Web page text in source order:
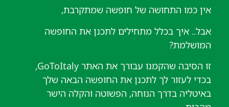
אין כמו התחושה של חופשה שמתקרבת,
אבל.. איך בכלל מתחילים לתכנן את החופשה
המושלמת?
זו הסיבה שהקמנו עבורך את האתר GoToItaly,
בכדי לעזור לך לתכנן את החופשה הבאה שלך
באיטליה בדרך הנוחה, הפשוטה והקלה הישר